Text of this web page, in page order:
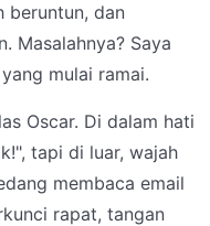
beruntun, dan
Masalahnya? Saya
mulai ramai.
Oscar. Di dalam hati
tapi di luar, wajah
membaca email
rapat, tangan